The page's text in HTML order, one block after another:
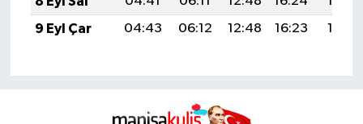
9 Eyl Çar
04:43 06:12 12:48 16:23 19:14